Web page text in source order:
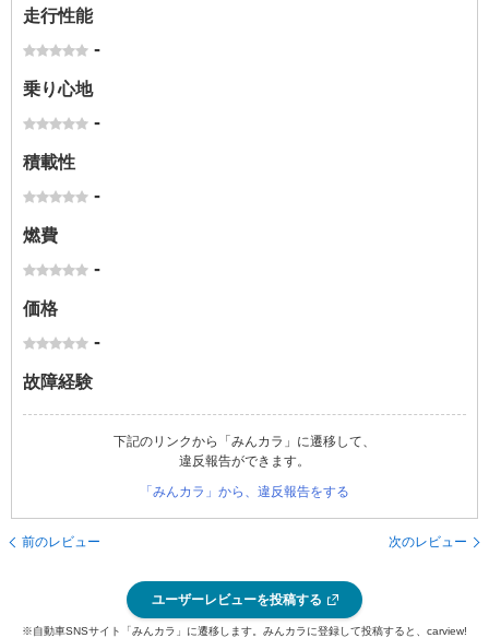
走行性能
-
乗り心地
-
積載性
-
燃費
-
価格
-
故障経験
下記のリンクから「みんカラ」に遷移して、
違反報告ができます。
「みんカラ」から、違反報告をする
前のレビュー 次のレビュー
ユーザーレビューを投稿する
※自動車SNSサイト「みんカラ」に遷移します。みんカラに登録して投稿すると、carview!